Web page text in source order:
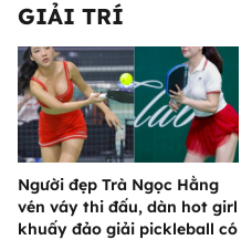
GIẢI TRÍ
Người đẹp Trà Ngọc Hằng
vén váy thi đấu, dàn hot girl
khuấy đảo giải pickleball có